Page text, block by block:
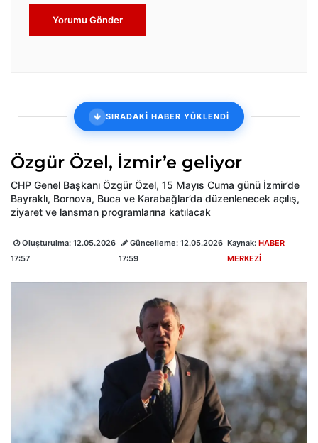
Yorumu Gönder
SIRADAKİ HABER YÜKLENDİ
Özgür Özel, İzmir’e geliyor
CHP Genel Başkanı Özgür Özel, 15 Mayıs Cuma günü İzmir’de
Bayraklı, Bornova, Buca ve Karabağlar’da düzenlenecek açılış,
ziyaret ve lansman programlarına katılacak
Oluşturulma: 12.05.2026
17:57
Güncelleme:12.05.2026
17:59
Kaynak: HABER
MERKEZİ